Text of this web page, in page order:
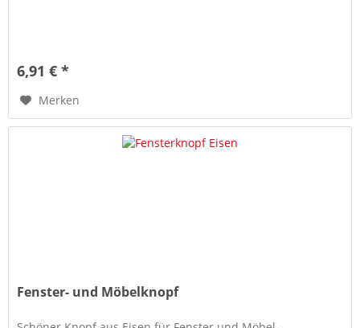
6,91 € *
Merken
Fenster- und Möbelknopf